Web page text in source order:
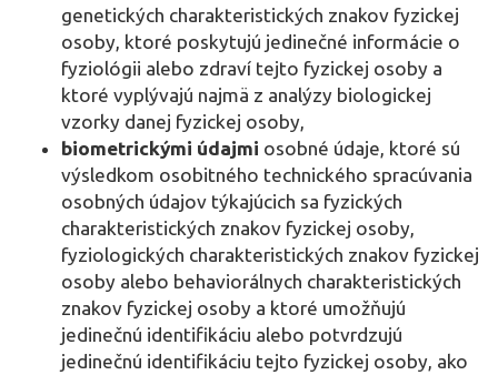
genetických charakteristických znakov fyzickej
osoby, ktoré poskytujú jedinečné informácie o
fyziológii alebo zdraví tejto fyzickej osoby a
ktoré vyplývajú najmä z analýzy biologickej
vzorky danej fyzickej osoby,
biometrickými údajmi osobné údaje, ktoré sú
výsledkom osobitného technického spracúvania
osobných údajov týkajúcich sa fyzických
charakteristických znakov fyzickej osoby,
fyziologických charakteristických znakov fyzickej
osoby alebo behaviorálnych charakteristických
znakov fyzickej osoby a ktoré umožňujú
jedinečnú identifikáciu alebo potvrdzujú
jedinečnú identifikáciu tejto fyzickej osoby, ako